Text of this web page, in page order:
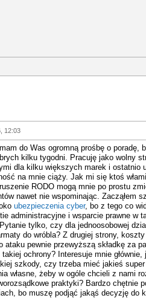
12:03
do Was ogromną prośbę o poradę,
kilku tygodni. Pracuję jako wolny
dla kilku większych marek i ostatnio
na mnie ciąży. Jak mi się ktoś
RODO mogą mnie po prostu
nawet nie wspominając. Zacząłem
ubezpieczenia cyber, bo z tego co
administracyjne i wsparcie prawne w
tylko, czy dla jednoosobowej
do wróbla? Z drugiej strony,
ataku pewnie przewyższą składkę za
ochrony? Interesuje mnie głównie,
szkody, czy trzeba mieć jakieś
własne, żeby w ogóle chcieli z nami
praktyki? Bardzo chętnie
bo muszę podjąć jakąś decyzję do